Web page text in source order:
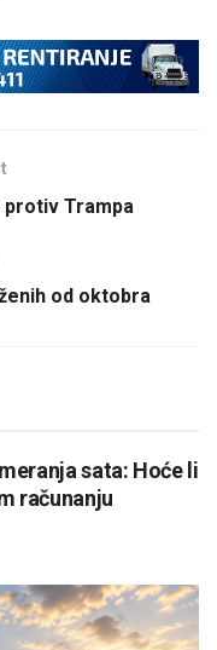
protiv Trampa
od oktobra
sata: Hoće li
računanju